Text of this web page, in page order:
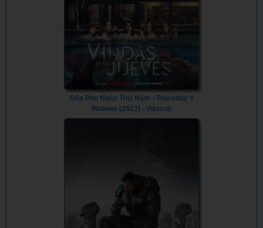
Góa Phụ Ngày Thứ Năm - Thursday's
Widows (2023) - Vietsub